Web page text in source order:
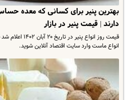
بهترین پنیر برای کسانی که معده
دارند | قیمت پنیر در بازار
قیمت روز انواع
انواع ماست وارد سایت اقتصاد آنلاین شوید.